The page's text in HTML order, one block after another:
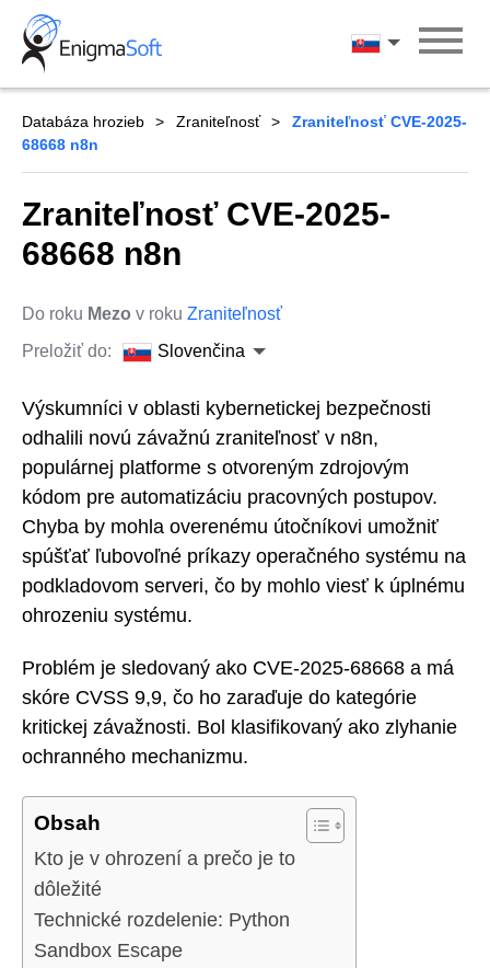
Skip
content
Slovenčina
Databáza hrozieb Zraniteľnosť
Zraniteľnosť CVE-2025-
68668 n8n
Zraniteľnosť CVE-2025-
68668 n8n
Do roku Mezo v roku Zraniteľnosť
Preložiť do:
Slovenčina
Výskumníci v oblasti kybernetickej bezpečnosti
odhalili novú závažnú zraniteľnosť v n8n,
populárnej platforme s otvoreným zdrojovým
kódom pre automatizáciu pracovných postupov.
Chyba by mohla overenému útočníkovi umožniť
spúšťať ľubovoľné príkazy operačného systému na
podkladovom serveri, čo by mohlo viesť k úplnému
ohrozeniu systému.
Problém je sledovaný ako CVE-2025-68668 a má
skóre CVSS 9,9, čo ho zaraďuje do kategórie
kritickej závažnosti. Bol klasifikovaný ako zlyhanie
ochranného mechanizmu.
Obsah
Kto je v ohrození a prečo je to
dôležité
Technické rozdelenie: Python
Sandbox Escape